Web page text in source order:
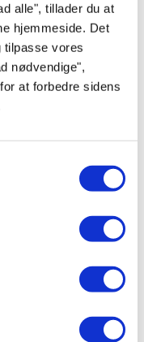
alle", tillader du at
hjemmeside. Det
tilpasse vores
nødvendige",
at forbedre sidens